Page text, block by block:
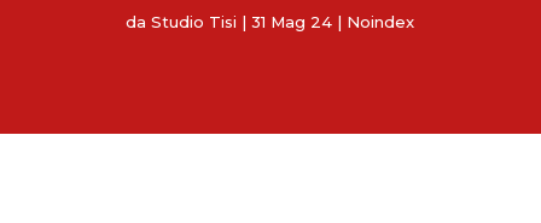
daStudio Tisi |31 Mag 24 | Noindex